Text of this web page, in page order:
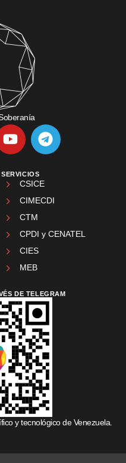
SERVICIOS
CSICE
CIMECDI
CTM
CPDI y CENATEL
CIES
MEB
DE TELEGRAM
y tecnológico de Venezuela.